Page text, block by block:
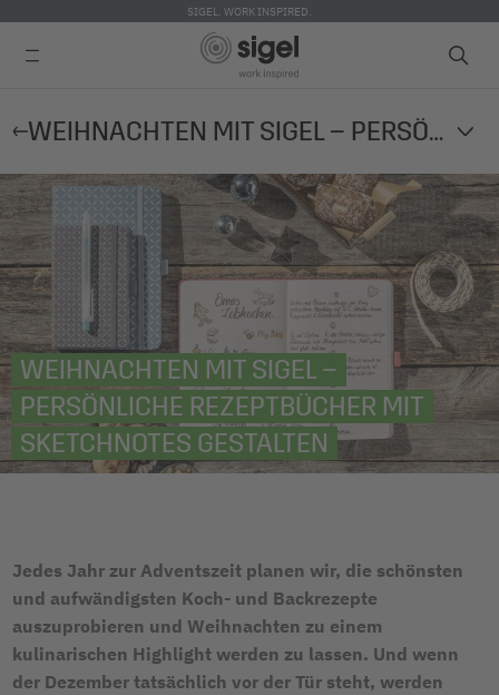
zum
SIGEL. WORK INSPIRED.
WEIHNACHTEN MIT SIGEL – PERSÖNLICHE REZEPTBÜCHER MIT SKETCHNOTES GESTALTEN
WEIHNACHTEN MIT SIGEL –
PERSÖNLICHE REZEPTBÜCHER MIT
SKETCHNOTES GESTALTEN
Jedes Jahr zur Adventszeit planen wir, die schönsten
und aufwändigsten Koch- und Backrezepte
auszuprobieren und Weihnachten zu einem
kulinarischen Highlight werden zu lassen. Und wenn
der Dezember tatsächlich vor der Tür steht, werden